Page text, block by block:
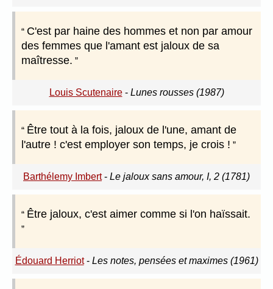
C'est par haine des hommes et non par amour
des femmes que l'amant est jaloux de sa
maîtresse.
Louis Scutenaire- Lunes rousses (1987)
Être tout à la fois, jaloux de l'une, amant de
l'autre ! c'est employer son temps, je crois !
Barthélemy Imbert- Le jaloux sans amour, I, 2 (1781)
Être jaloux, c'est aimer comme si l'on haïssait.
Édouard Herriot- Les notes, pensées et maximes (1961)